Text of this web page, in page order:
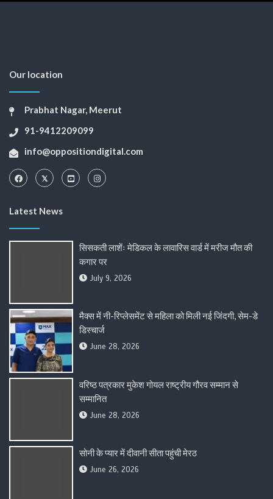
Our location
Prabhat Nagar, Meerut
91-9412209099
info@oppositiondigital.com
Latest News
सिसकती लाशेंः मेडिकल के लावारिस वार्ड में मरीज मौत की
कगार पर
July 9, 2026
मैक्स में नी-रिप्लेसमेंट से महिला को मिली नई जिंदगी, सेम-डे
डिस्चार्ज
June 28, 2026
वरिष्ठ पत्रकार मुकेश गोयल राष्ट्रीय गौरव सम्मान से
सम्मानित
June 28, 2026
सोनी के प्यार में दीवानी सीता पहुंची मेरठ
June 26, 2026